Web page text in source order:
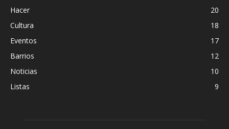
Hacer
20
Cultura
18
Eventos
17
Barrios
12
Noticias
10
Listas
9